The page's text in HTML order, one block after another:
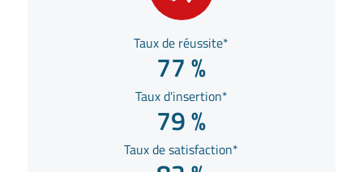
Taux de réussite*
77 %
Taux d'insertion*
79 %
Taux de satisfaction*